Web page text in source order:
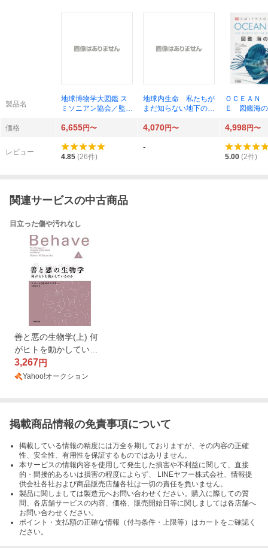
製品名
地球博物学大図鑑 ス
ミソニアン協会／監
ーニー／顧問編集 西
る／訳 田中稔久／訳
地球内生命 私たちが
まだ知らない地下の異
イド／著 黒川耕大／
ＯＣＥＡＮ
Ｅ 図鑑海
修 ロンドン
／日本語版
川和範／日
価格 6,655円〜 4,070円〜 4,998円〜
レビュー
4.85 (26件)
-
5.00 (2件)
関連サービスの中古商品
目立った傷や汚れなし
善と悪の生物学(上) 何
がヒトを動かしている
のか/ロバート・M・サ
ポルスキー(著者),大田
3,267円
Yahoo!オークション
掲載商品情報の免責事項について
掲載している情報の精度には万全を期しておりますが、その内容の正確
性、安全性、有用性を保証するものではありません。
本サービスの情報内容を使用して発生した損害や不利益に関して、直接
的・間接的あるいは損害の程度によらず、 LINEヤフー株式会社、情報提
供会社各社および商品販売店舗各社は一切の責任を負いません。
製品に関しましては製造元へお問い合わせください。購入に際しての質
問、各店舗サービスの内容、価格、販売開始日等に関しましては各店舗へ
お問い合わせください。
ポイント・支払額の正確な情報（付与条件・上限等）はカートをご確認く
ださい。